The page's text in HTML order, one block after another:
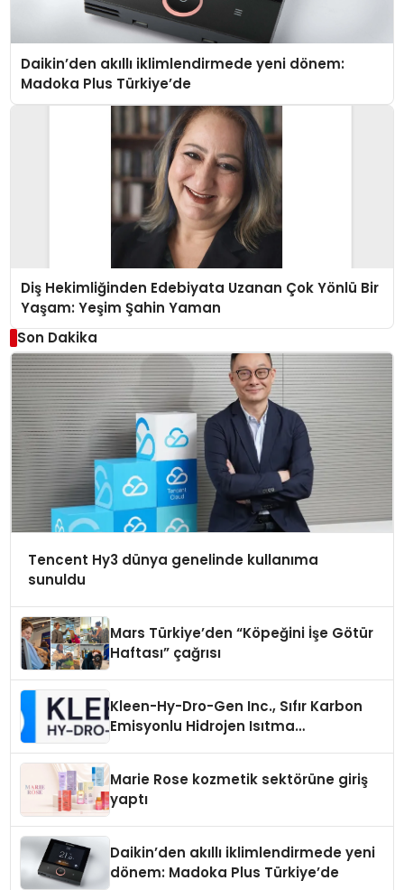
Daikin’den akıllı iklimlendirmede yeni dönem:
Madoka Plus Türkiye’de
Diş Hekimliğinden Edebiyata Uzanan Çok Yönlü Bir
Yaşam: Yeşim Şahin Yaman
Son Dakika
Tencent Hy3 dünya genelinde kullanıma
sunuldu
Mars Türkiye’den “Köpeğini İşe Götür
Haftası” çağrısı
Kleen-Hy-Dro-Gen Inc., Sıfır Karbon
Emisyonlu Hidrojen Isıtma
Marie Rose kozmetik sektörüne giriş
yaptı
Daikin’den akıllı iklimlendirmede yeni
dönem: Madoka Plus Türkiye’de